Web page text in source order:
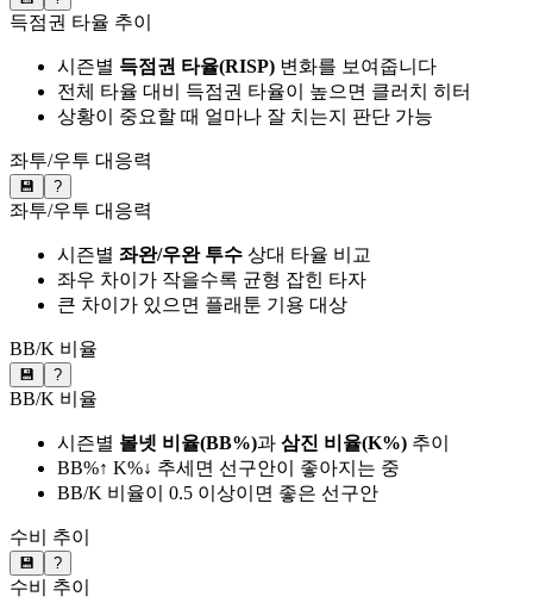
득점권 타율 추이
시즌별 득점권 타율(RISP) 변화를 보여줍니다
전체 타율 대비 득점권 타율이 높으면 클러치 히터
상황이 중요할 때 얼마나 잘 치는지 판단 가능
좌투/우투 대응력
💾 ?
좌투/우투 대응력
시즌별 좌완/우완 투수 상대 타율 비교
좌우 차이가 작을수록 균형 잡힌 타자
큰 차이가 있으면 플래툰 기용 대상
BB/K 비율
💾 ?
BB/K 비율
시즌별 볼넷 비율(BB%)과 삼진 비율(K%) 추이
BB%↑ K%↓ 추세면 선구안이 좋아지는 중
BB/K 비율이 0.5 이상이면 좋은 선구안
수비 추이
💾 ?
수비 추이